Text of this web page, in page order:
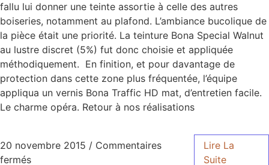
fallu lui donner une teinte assortie à celle des autres
boiseries, notamment au plafond. L’ambiance bucolique de
la pièce était une priorité. La teinture Bona Special Walnut
au lustre discret (5%) fut donc choisie et appliquée
méthodiquement. En finition, et pour davantage de
protection dans cette zone plus fréquentée, l’équipe
appliqua un vernis Bona Traffic HD mat, d’entretien facile.
Le charme opéra. Retour à nos réalisations
20 novembre 2015 / Commentaires
fermés
Lire La
Suite